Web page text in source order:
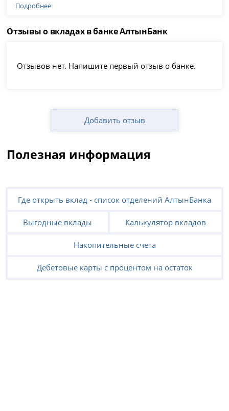
Подробнее
Отзывы о вкладах в банке АлтынБанк
Отзывов нет. Напишите первый отзыв о банке.
Добавить отзыв
Полезная информация
Где открыть вклад - список отделений АлтынБанка
Выгодные вклады Калькулятор вкладов
Накопительные счета
Дебетовые карты с процентом на остаток